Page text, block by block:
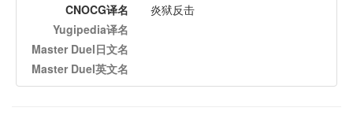
CNOCG译名
炎狱反击
Yugipedia译名
Master Duel日文名
Master Duel英文名